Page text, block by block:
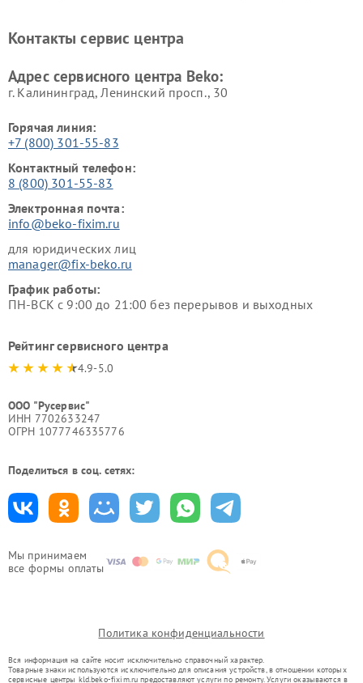
Мы принимаем
все формы оплаты
Ремонт холодильников Beko Ремонт морозильных камер
Контакты сервис центра
Адрес сервисного центра Beko:
г. Калининград, Ленинский просп., 30
Горячая линия:
+7 (800) 301-55-83
Контактный телефон:
8 (800) 301-55-83
Электронная почта:
info@beko-fixim.ru
для юридических лиц
manager@fix-beko.ru
График работы:
ПН-ВСК с 9:00 до 21:00 без перерывов и выходных
Рейтинг сервисного центра
4.9-5.0
ООО "Русервис"
ИНН 7702633247
ОГРН 1077746335776
Поделиться в соц. сетях:
Политика конфиденциальности
Вся информация на сайте носит исключительно справочный характер.
Товарные знаки используются исключительно для описания устройств, в отношении которых
сервисные центры kld.beko-fixim.ru предоставляют услуги по ремонту. Услуги оказываются в